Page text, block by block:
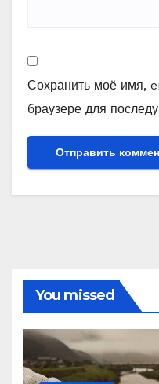
Сохранить моё имя,
браузере для
You missed